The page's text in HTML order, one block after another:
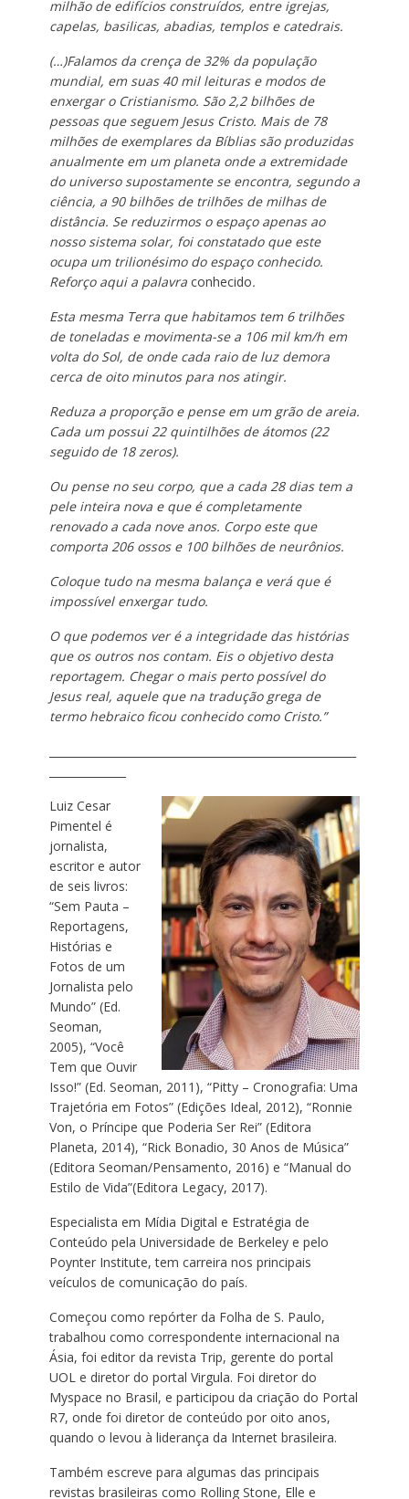
milhão de edifícios construídos, entre igrejas,
capelas, basilicas, abadias, templos e catedrais.
(…)Falamos da crença de 32% da população
mundial, em suas 40 mil leituras e modos de
enxergar o Cristianismo. São 2,2 bilhões de
pessoas que seguem Jesus Cristo. Mais de 78
milhões de exemplares da Bíblias são produzidas
anualmente em um planeta onde a extremidade
do universo supostamente se encontra, segundo a
ciência, a 90 bilhões de trilhões de milhas de
distância. Se reduzirmos o espaço apenas ao
nosso sistema solar, foi constatado que este
ocupa um trilionésimo do espaço conhecido.
Reforço aqui a palavra conhecido.
Esta mesma Terra que habitamos tem 6 trilhões
de toneladas e movimenta-se a 106 mil km/h em
volta do Sol, de onde cada raio de luz demora
cerca de oito minutos para nos atingir.
Reduza a proporção e pense em um grão de areia.
Cada um possui 22 quintilhões de átomos (22
seguido de 18 zeros).
Ou pense no seu corpo, que a cada 28 dias tem a
pele inteira nova e que é completamente
renovado a cada nove anos. Corpo este que
comporta 206 ossos e 100 bilhões de neurônios.
Coloque tudo na mesma balança e verá que é
impossível enxergar tudo.
O que podemos ver é a integridade das histórias
que os outros nos contam. Eis o objetivo desta
reportagem. Chegar o mais perto possível do
Jesus real, aquele que na tradução grega de
termo hebraico ficou conhecido como Cristo.”
Luiz Cesar
Pimentel é
jornalista,
escritor e autor
de seis livros:
“Sem Pauta –
Reportagens,
Histórias e
Fotos de um
Jornalista pelo
Mundo” (Ed.
Seoman,
2005), “Você
Tem que Ouvir
Isso!” (Ed. Seoman, 2011), “Pitty – Cronografia: Uma
Trajetória em Fotos” (Edições Ideal, 2012), “Ronnie
Von, o Príncipe que Poderia Ser Rei” (Editora
Planeta, 2014), “Rick Bonadio, 30 Anos de Música”
(Editora Seoman/Pensamento, 2016) e “Manual do
Estilo de Vida”(Editora Legacy, 2017).
Especialista em Mídia Digital e Estratégia de
Conteúdo pela Universidade de Berkeley e pelo
Poynter Institute, tem carreira nos principais
veículos de comunicação do país.
Começou como repórter da Folha de S. Paulo,
trabalhou como correspondente internacional na
Ásia, foi editor da revista Trip, gerente do portal
UOL e diretor do portal Virgula. Foi diretor do
Myspace no Brasil, e participou da criação do Portal
R7, onde foi diretor de conteúdo por oito anos,
quando o levou à liderança da Internet brasileira.
Também escreve para algumas das principais
revistas brasileiras como Rolling Stone, Elle e